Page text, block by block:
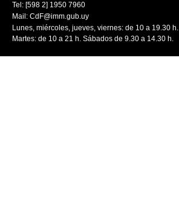
Tel: [598 2] 1950 7960
Mail: CdF@imm.gub.uy
Lunes, miércoles, jueves, viernes: de 10 a 19.30 h.
Martes: de 10 a 21 h. Sábados de 9.30 a 14.30 h.